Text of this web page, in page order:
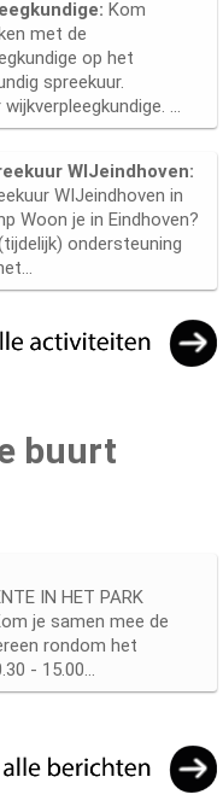
Kom
met de
op het
spreekuur.
...
WIJeindhoven:
WIJeindhoven in
Woon je in Eindhoven?
ondersteuning
buurt
IN HET PARK
je samen mee de
rondom het
- 15.00...